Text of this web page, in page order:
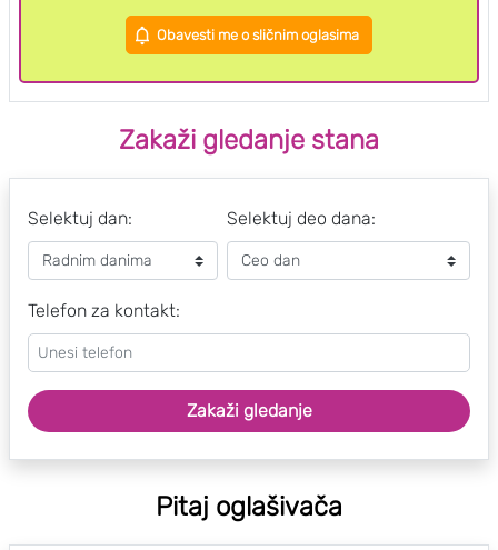
Obavesti me o sličnim oglasima
Zakaži gledanje stana
Selektuj dan: Selektuj deo dana:
Telefon za kontakt:
Zakaži gledanje
Pitaj oglašivača